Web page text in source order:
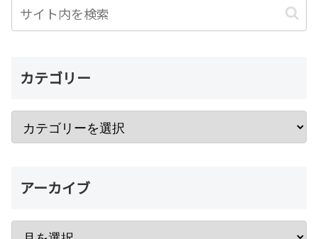
カテゴリー
アーカイブ